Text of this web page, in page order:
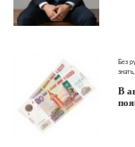
Без
знать,
В